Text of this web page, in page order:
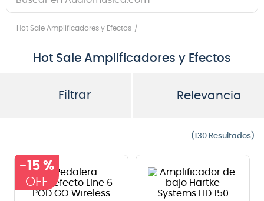
Hot Sale Amplificadores y Efectos
Hot Sale Amplificadores y Efectos
Filtrar Relevancia
130
-15 %
TÉRMINOS MÁS BUSCADOS
bajo
7.
teclado
bateria